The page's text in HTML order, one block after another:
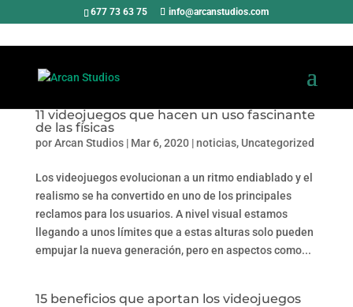
677 73 63 75 info@arcanstudios.com
11 videojuegos que hacen un uso fascinante
de las físicas
porArcan Studios| Mar 6, 2020|noticias, Uncategorized
Los videojuegos evolucionan a un ritmo endiablado y el
realismo se ha convertido en uno de los principales
reclamos para los usuarios. A nivel visual estamos
llegando a unos límites que a estas alturas solo pueden
empujar la nueva generación, pero en aspectos como...
15 beneficios que aportan los videojuegos